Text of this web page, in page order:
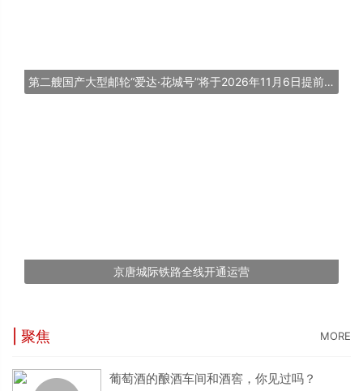
第二艘国产大型邮轮“爱达·花城号”将于2026年11月6日提前交付
京唐城际铁路全线开通运营
| 聚焦 MORE
葡萄酒的酿酒车间和酒窖，你见过吗？